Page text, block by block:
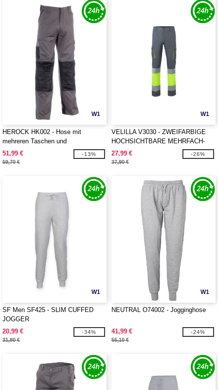
W1
HEROCK HK002 - Hose mit
mehreren Taschen und
Verstärkungen
51,99 €
59,70 €
-13%
W1
VELILLA V3030 - ZWEIFARBIGE
HOCHSICHTBARE MEHRFACH-
TASCHENHOSE
27,99 €
37,90 €
-26%
W1
SF Men SF425 - SLIM CUFFED
JOGGER
20,99 €
31,80 €
-34%
W1
NEUTRAL O74002 - Jogginghose
41,99 €
55,10 €
-24%